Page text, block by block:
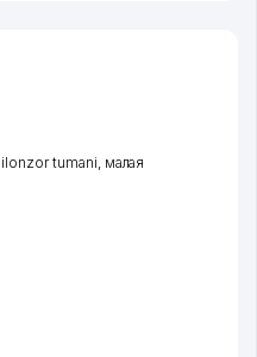
tumani малая